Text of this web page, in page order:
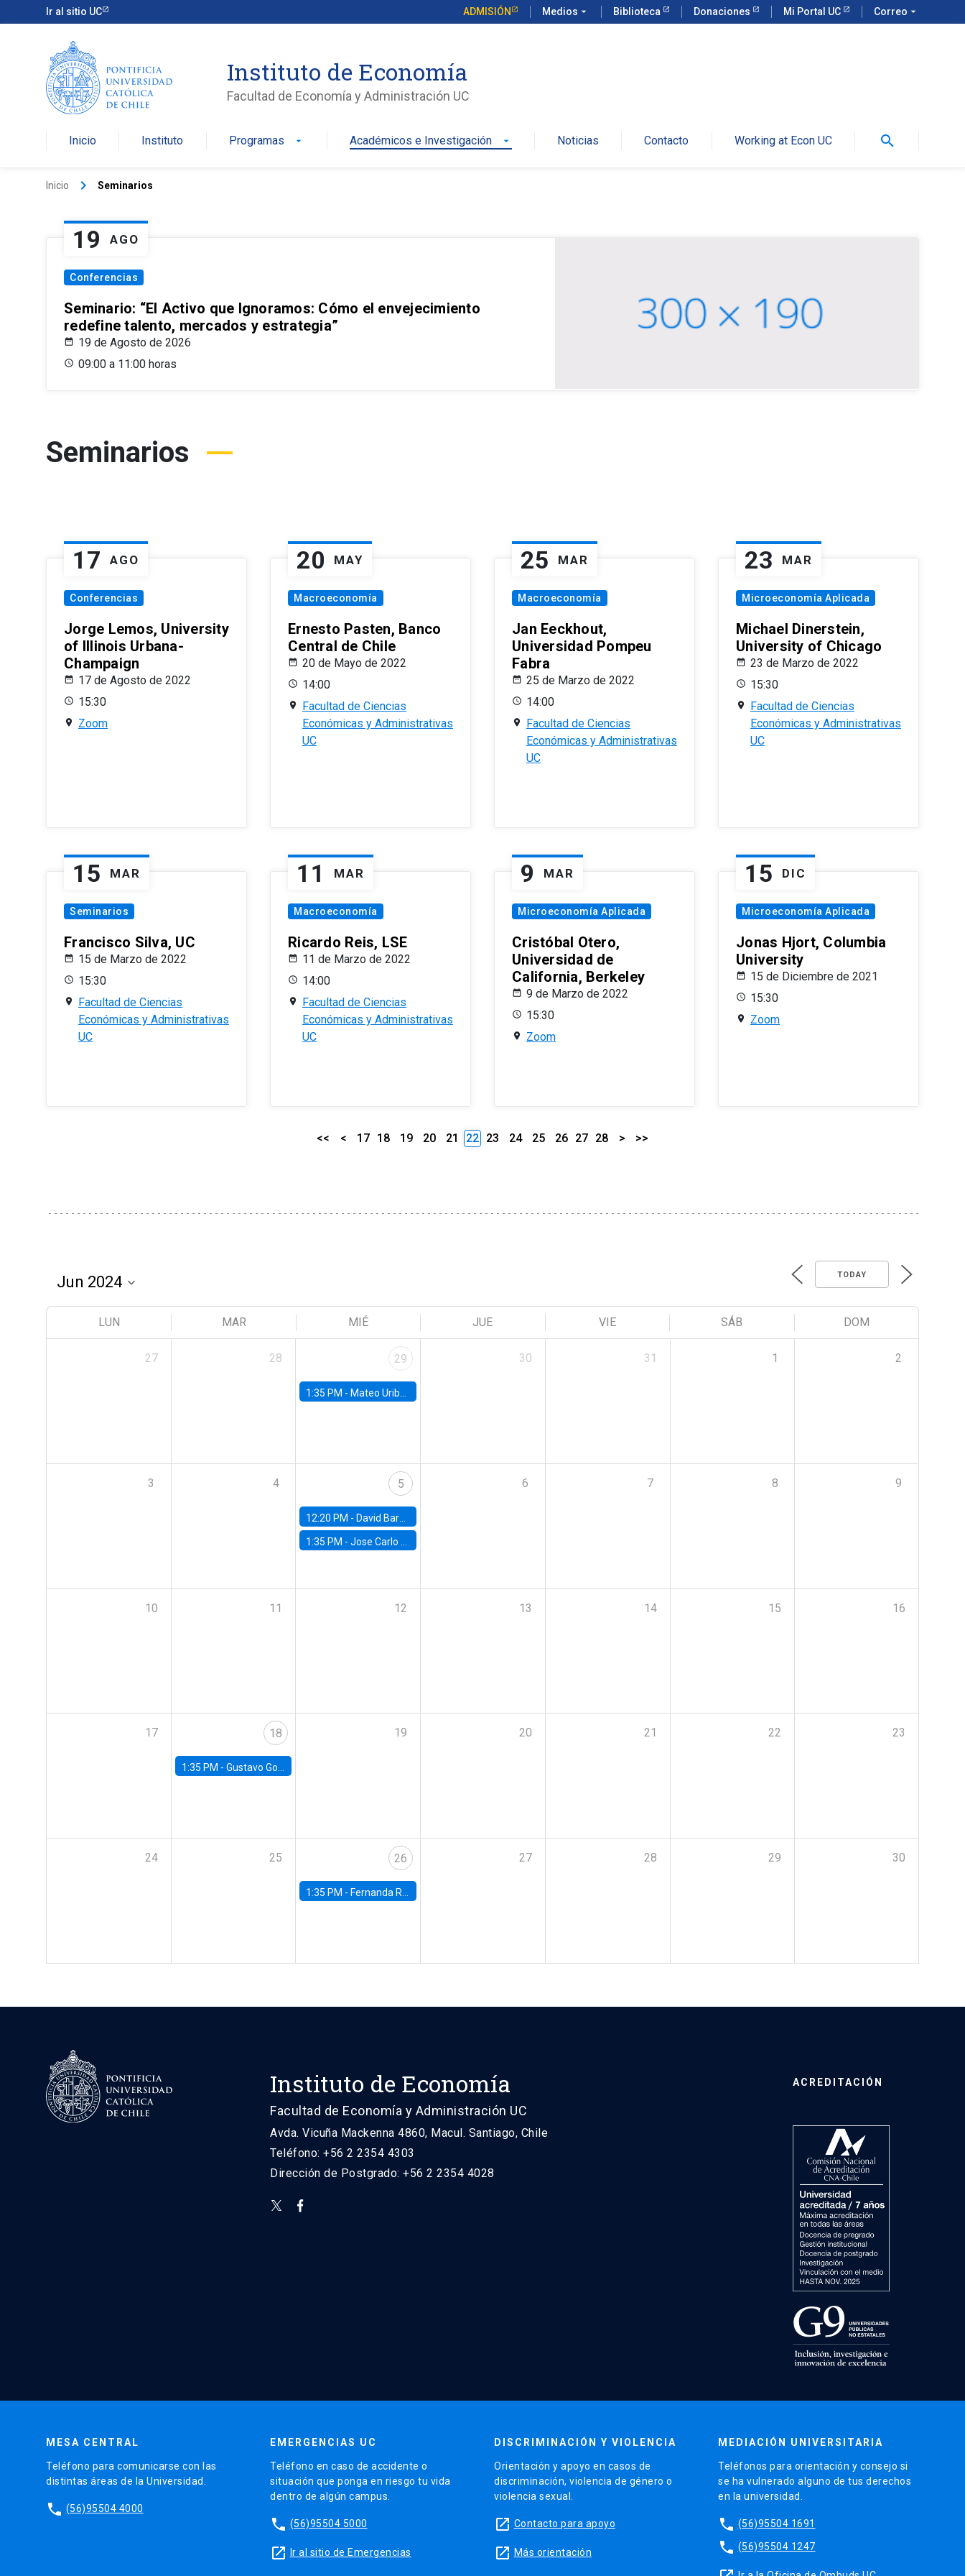
Ir al sitio UC ADMISIÓN Medios arrow_drop_down Biblioteca Donaciones Mi Portal UC Correo arrow_drop_down
Instituto de Economía
Facultad de Economía y Administración UC
Inicio Instituto Programas arrow_drop_down Académicos e Investigación arrow_drop_down Noticias Contacto Working at Econ UC search
Inicio keyboard_arrow_right Seminarios
19 AGO
Conferencias
Seminario: “El Activo que Ignoramos: Cómo el envejecimiento
redefine talento, mercados y estrategia”
19 de Agosto de 2026
09:00 a 11:00 horas
Seminarios
17 AGO
Conferencias
Jorge Lemos, University
of Illinois Urbana-
Champaign
17 de Agosto de 2022
15:30
Zoom
20 MAY
Macroeconomía
Ernesto Pasten, Banco
Central de Chile
20 de Mayo de 2022
14:00
Facultad de Ciencias
Económicas y Administrativas
UC
25 MAR
Macroeconomía
Jan Eeckhout,
Universidad Pompeu
Fabra
25 de Marzo de 2022
14:00
Facultad de Ciencias
Económicas y Administrativas
UC
23 MAR
Microeconomía Aplicada
Michael Dinerstein,
University of Chicago
23 de Marzo de 2022
15:30
Facultad de Ciencias
Económicas y Administrativas
UC
15 MAR
Seminarios
Francisco Silva, UC
15 de Marzo de 2022
15:30
Facultad de Ciencias
Económicas y Administrativas
UC
11 MAR
Macroeconomía
Ricardo Reis, LSE
11 de Marzo de 2022
14:00
Facultad de Ciencias
Económicas y Administrativas
UC
9 MAR
Microeconomía Aplicada
Cristóbal Otero,
Universidad de
California, Berkeley
9 de Marzo de 2022
15:30
Zoom
15 DIC
Microeconomía Aplicada
Jonas Hjort, Columbia
University
15 de Diciembre de 2021
15:30
Zoom
<< < 17 18 19 20 21 22 23 24 25 26 27 28 > >>
TODAY
LUN MAR MIÉ JUE VIE SÁB DOM
27 28 29
1:35 PM - Mateo Uribe-Castro, Universidad de los Andes (Colombia)
30 31 1 2
3 4 5
12:20 PM - David Bardey, Universidad de los Andes - CEDE
1:35 PM -Jose Carlo Bermudez, UC (ME) & World Bank
6 7 8 9
10 11 12 13 14 15 16
17 18
1:35 PM - Gustavo González, Banco Central de Chile
19 20 21 22 23
24 25 26
1:35 PM - Fernanda Rojas Ampuero, University of Wisconsin-Madison
27 28 29 30
Instituto de Economía
Facultad de Economía y Administración UC
Avda. Vicuña Mackenna 4860, Macul. Santiago, Chile
Teléfono: +56 2 2354 4303
Dirección de Postgrado: +56 2 2354 4028
ACREDITACIÓN
MESA CENTRAL
Teléfono para comunicarse con las
distintas áreas de la Universidad.
phone (56)95504 4000
EMERGENCIAS UC
Teléfono en caso de accidente o
situación que ponga en riesgo tu vida
dentro de algún campus.
phone (56)95504 5000
launch Ir al sitio de Emergencias
DISCRIMINACIÓN Y VIOLENCIA
Orientación y apoyo en casos de
discriminación, violencia de género o
violencia sexual.
launch Contacto para apoyo
launch Más orientación
MEDIACIÓN UNIVERSITARIA
Teléfonos para orientación y consejo si
se ha vulnerado alguno de tus derechos
en la universidad.
phone (56)95504 1691
phone (56)95504 1247